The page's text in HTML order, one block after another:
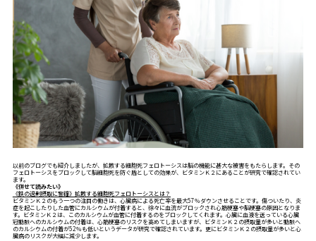
以前のブログでも紹介しましたが、拡散する細胞死フェロトーシスは脳の機能に甚大な被害をもたらします。その
フェロトーシスをブロックして脳細胞死を防ぐ盾としての効果が、ビタミンＫ２にあることが研究で確認されてい
ます。
《併せて読みたい》
《鉄の過剰摂取に警鐘》拡散する細胞死フェロトーシスとは？
ビタミンＫ２のもう一つの注目の働きは、心臓病による死亡率を最大57％ダウンさせることです。傷ついたり、炎
症を起こしたりした血管にカルシウムが付着すると、徐々に血流がブロックされ心筋梗塞や脳梗塞の原因となりま
す。ビタミンＫ２は、このカルシウムが血管に付着するのをブロックしてくれます。心臓に血液を送っている心臓
冠動脈へのカルシウムの付着は、心筋梗塞のリスクを高めてしまいますが、ビタミンＫ２の摂取量が多いと動脈へ
のカルシウムの付着が52％も低いというデータが研究で確認されています。更にビタミンＫ２の摂取量が多いと心
臓病のリスクが大幅に減少します。